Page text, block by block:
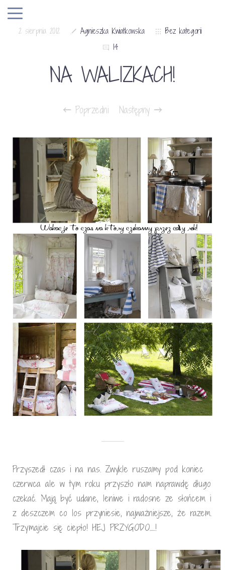
2 sierpnia 2012 Agnieszka Kwiatkowska
Bez kategorii
14
NA WALIZKACH!
Poprzedni Następny
Przyszedł czas i na nas. Zwykle ruszamy pod koniec
czerwca ale w tym roku przyszło nam naprawdę długo
czekać. Mają być udane, leniwe i radosne ze słońcem i
z deszczem co los przyniesie, najważniejsze, że razem.
Trzymajcie się ciepło! HEJ PRZYGODO…..!